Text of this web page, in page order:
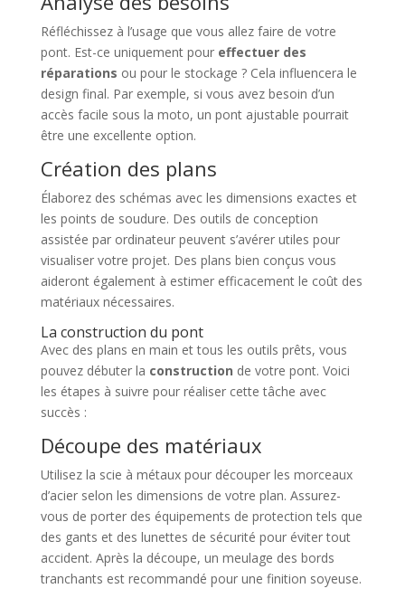
Réfléchissez à l’usage que vous allez faire de votre
pont. Est-ce uniquement pour effectuer des
réparations ou pour le stockage ? Cela influencera le
design final. Par exemple, si vous avez besoin d’un
accès facile sous la moto, un pont ajustable pourrait
être une excellente option.
Création des plans
Élaborez des schémas avec les dimensions exactes et
les points de soudure. Des outils de conception
assistée par ordinateur peuvent s’avérer utiles pour
visualiser votre projet. Des plans bien conçus vous
aideront également à estimer efficacement le coût des
matériaux nécessaires.
La construction du pont
Avec des plans en main et tous les outils prêts, vous
pouvez débuter la construction de votre pont. Voici
les étapes à suivre pour réaliser cette tâche avec
succès :
Découpe des matériaux
Utilisez la scie à métaux pour découper les morceaux
d’acier selon les dimensions de votre plan. Assurez-
vous de porter des équipements de protection tels que
des gants et des lunettes de sécurité pour éviter tout
accident. Après la découpe, un meulage des bords
tranchants est recommandé pour une finition soyeuse.